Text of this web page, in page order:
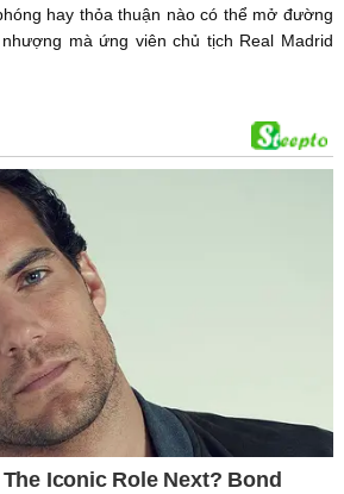
hay thỏa thuận nào có thể mở đường
mà ứng viên chủ tịch Real Madrid